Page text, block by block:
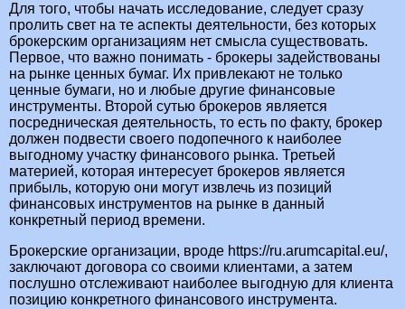
Для того, чтобы начать исследование, следует сразу
пролить свет на те аспекты деятельности, без которых
брокерским организациям нет смысла существовать.
Первое, что важно понимать - брокеры задействованы
на рынке ценных бумаг. Их привлекают не только
ценные бумаги, но и любые другие финансовые
инструменты. Второй сутью брокеров является
посредническая деятельность, то есть по факту, брокер
должен подвести своего подопечного к наиболее
выгодному участку финансового рынка. Третьей
материей, которая интересует брокеров является
прибыль, которую они могут извлечь из позиций
финансовых инструментов на рынке в данный
конкретный период времени.
Брокерские организации, вроде https://ru.arumcapital.eu/,
заключают договора со своими клиентами, а затем
послушно отслеживают наиболее выгодную для клиента
позицию конкретного финансового инструмента.